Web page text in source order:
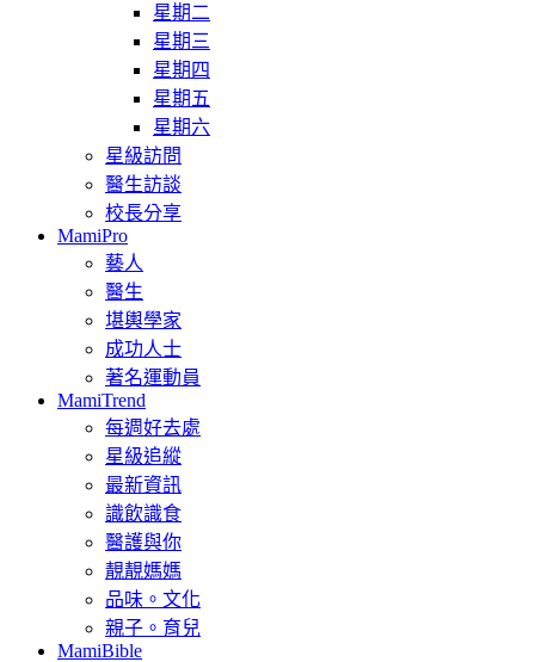
星期二
星期三
星期四
星期五
星期六
星級訪問
醫生訪談
校長分享
MamiPro
藝人
醫生
堪輿學家
成功人士
著名運動員
MamiTrend
每週好去處
星級追縱
最新資訊
識飲識食
醫護與你
靚靚媽媽
品味。文化
親子。育兒
MamiBible